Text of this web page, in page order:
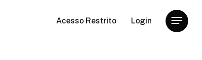
Acesso Restrito Login Menu